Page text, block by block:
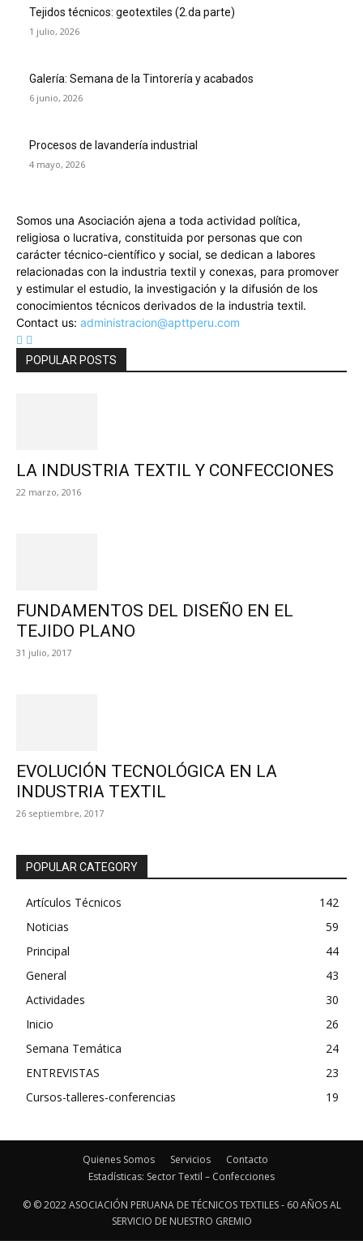
Tejidos técnicos: geotextiles (2.da parte)
1 julio, 2026
Galería: Semana de la Tintorería y acabados
6 junio, 2026
Procesos de lavandería industrial
4 mayo, 2026
Somos una Asociación ajena a toda actividad política,
religiosa o lucrativa, constituida por personas que con
carácter técnico-científico y social, se dedican a labores
relacionadas con la industria textil y conexas, para promover
y estimular el estudio, la investigación y la difusión de los
conocimientos técnicos derivados de la industria textil.
Contact us: administracion@apttperu.com
POPULAR POSTS
LA INDUSTRIA TEXTIL Y CONFECCIONES
22 marzo, 2016
FUNDAMENTOS DEL DISEÑO EN EL
TEJIDO PLANO
31 julio, 2017
EVOLUCIÓN TECNOLÓGICA EN LA
INDUSTRIA TEXTIL
26 septiembre, 2017
POPULAR CATEGORY
Artículos Técnicos
142
Noticias
59
Principal
44
General
43
Actividades
30
Inicio
26
Semana Temática
24
ENTREVISTAS
23
Cursos-talleres-conferencias
19
Quienes Somos Servicios
Contacto
Estadísticas: Sector Textil – Confecciones
© © 2022 ASOCIACIÓN PERUANA DE TÉCNICOS TEXTILES - 60 AÑOS AL
SERVICIO DE NUESTRO GREMIO